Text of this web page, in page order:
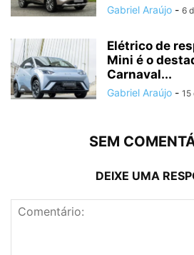
Gabriel Araújo - 6
Elétrico de
Mini é o
Carnaval...
Gabriel Araújo - 15
SEM
DEIXE UMA